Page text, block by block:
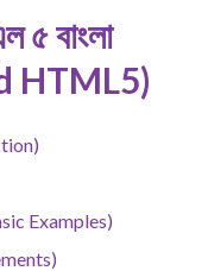
৫ বাংলা
HTML5)
Examples)